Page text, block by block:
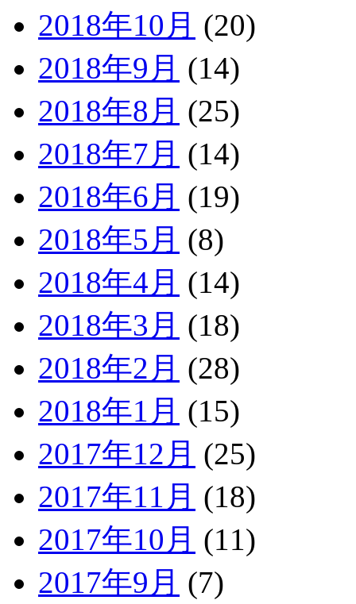
2018年10月 (20)
2018年9月 (14)
2018年8月 (25)
2018年7月 (14)
2018年6月 (19)
2018年5月 (8)
2018年4月 (14)
2018年3月 (18)
2018年2月 (28)
2018年1月 (15)
2017年12月 (25)
2017年11月 (18)
2017年10月 (11)
2017年9月 (7)